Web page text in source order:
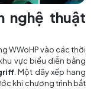
nghệ thuật
WWoHP vào các thời
vực biểu diễn bằng
. Một dãy xếp hang
khi chương trình bắt